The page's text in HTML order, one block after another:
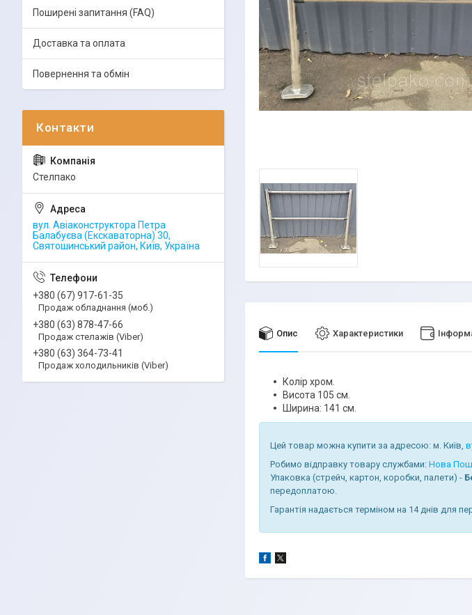
Опис Характеристики
Колір хром.
Висота 105 см.
Ширина: 141 см.
Цей товар можна купити за адресою: м. Київ,
Робимо відправку товару службами: Нова
Упаковка (стрейч, картон, коробки, палети) -
передоплатою.
Гарантія надається терміном на 14 днів для
Поширені запитання (FAQ)
Доставка та оплата
Повернення та обмін
Стелпако
вул. Авіаконструктора Петра
Балабуєва (Екскаваторна) 30,
Святошинський район, Київ, Україна
+380 (67) 917-61-35
Продаж обладнання (моб.)
+380 (63) 878-47-66
Продаж стелажів (Viber)
+380 (63) 364-73-41
Продаж холодильників (Viber)